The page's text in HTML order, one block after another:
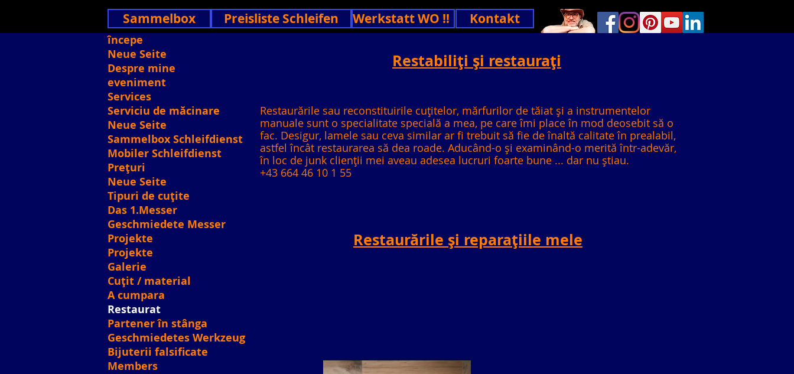
Sammelbox Preisliste Schleifen Werkstatt WO !! Kontakt
Restabiliți și restaurați
Restaurările sau reconstituirile cuțitelor, mărfurilor de tăiat și a instrumentelor
manuale sunt o specialitate specială a mea, pe care îmi place în mod deosebit să o
fac. Desigur, lamele sau ceva similar ar fi trebuit să fie de înaltă calitate în prealabil,
astfel încât restaurarea să dea roade. Aducând-o și examinând-o merită într-adevăr,
în loc de junk clienții mei aveau adesea lucruri foarte bune ... dar nu știau.
+43 664 46 10 1 55
Restaurările și reparațiile mele
începe
Neue Seite
Despre mine
eveniment
Services
Serviciu de măcinare
Neue Seite
Sammelbox Schleifdienst
Mobiler Schleifdienst
Prețuri
Neue Seite
Tipuri de cuțite
Das 1.Messer
Geschmiedete Messer
Projekte
Projekte
Galerie
Cuțit / material
A cumpara
Restaurat
Partener în stânga
Geschmiedetes Werkzeug
Bijuterii falsificate
Members